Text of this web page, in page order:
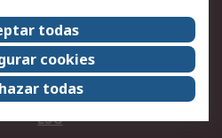
RS Group
Sala de prensa
ESG
todas
cookies
todas